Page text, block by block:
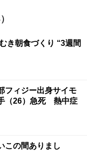
き朝食づくり “3週間
フィジー出身サイモ
（26）急死 熱中症
この間ありまし